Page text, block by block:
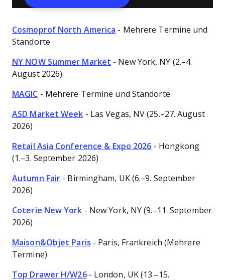
Cosmoprof North America - Mehrere Termine und
Standorte
NY NOW Summer Market - New York, NY (2.–4.
August 2026)
MAGIC - Mehrere Termine und Standorte
ASD Market Week - Las Vegas, NV (25.–27. August
2026)
Retail Asia Conference & Expo 2026 - Hongkong
(1.–3. September 2026)
Autumn Fair - Birmingham, UK (6.–9. September
2026)
Coterie New York - New York, NY (9.–11. September
2026)
Maison&Objet Paris - Paris, Frankreich (Mehrere
Termine)
Top Drawer H/W26- London, UK (13.–15.